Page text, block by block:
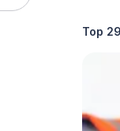
Top 29